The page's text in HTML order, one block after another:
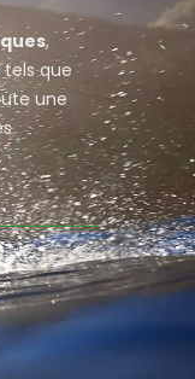
,
tels que
une